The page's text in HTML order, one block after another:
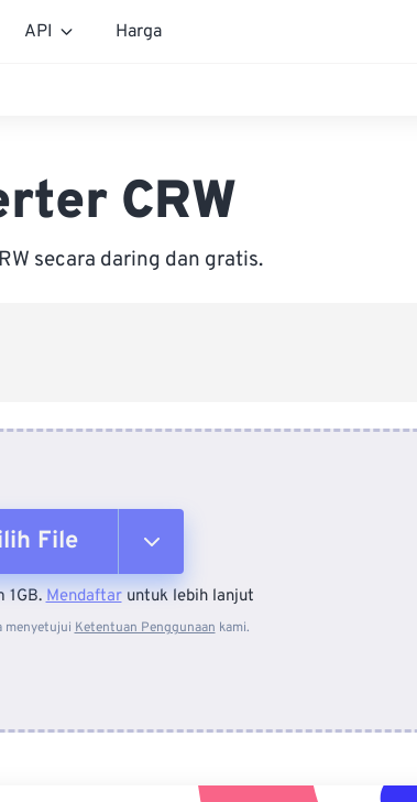
API Harga
CRW
secara daring dan gratis.
File
Perangkat
1GB.Mendaftaruntuk lebih lanjut
menyetujui Ketentuan Penggunaan kami.